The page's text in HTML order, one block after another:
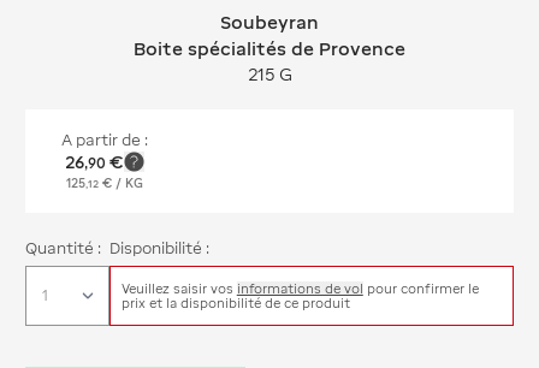
Soubeyran Boite spécialités de
Soubeyran
Boite spécialités de Provence
215 G
A partir de :
26,90 €
125,12 € / KG
Quantité : Disponibilité :
Veuillez saisir vos informations de vol pour confirmer le
prix et la disponibilité de ce produit